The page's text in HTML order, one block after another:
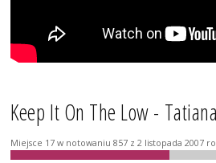
Keep It On The Low -
Miejsce 17 w notowaniu 857 z 2 listopada 2007